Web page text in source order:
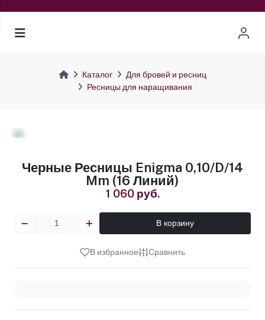
Каталог
Для бровей и ресниц
Ресницы для наращивания
Черные Ресницы Enigma 0,10/D/14
Mm (16 Линий)
1 060 руб.
В корзину
В избранное Сравнить